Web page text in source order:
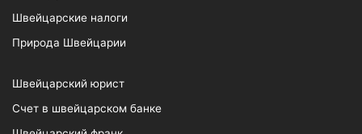
Швейцарские налоги
Природа Швейцарии
Швейцарский юрист
Счет в швейцарском банке